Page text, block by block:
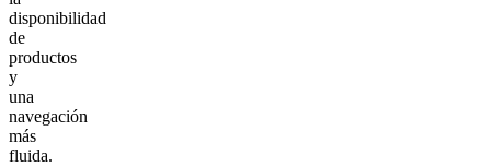
disponibilidad
de
productos
y
una
navegación
más
fluida.